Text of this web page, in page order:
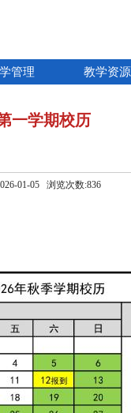
管理 教学资源
一学期校历
01-05 浏览次数:836